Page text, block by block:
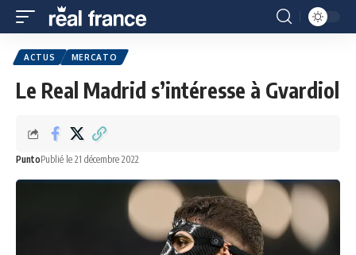
ACTUS MERCATO
Le Real Madrid s’intéresse à Gvardiol
PuntoPublié le 21 décembre 2022